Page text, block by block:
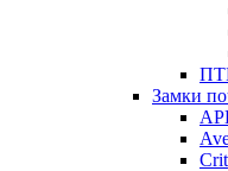
Замки
Crit